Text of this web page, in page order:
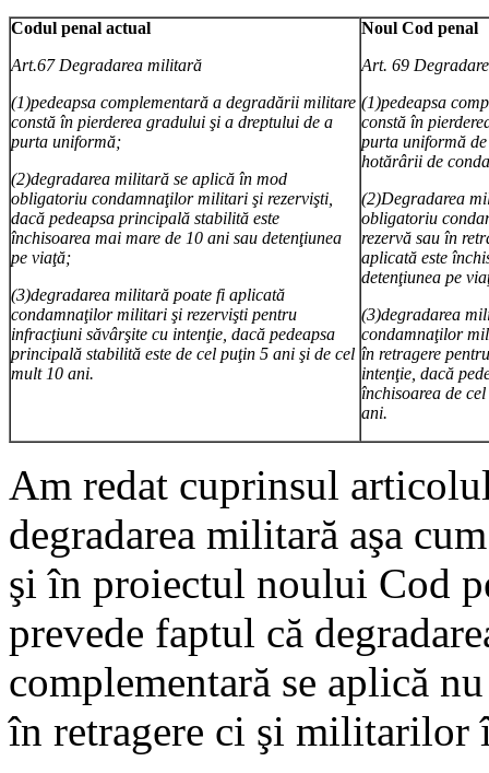
Codul penal actual
Art.67 Degradarea militară
(1)pedeapsa complementară a degradării militare
constă în pierderea gradului şi a dreptului de a
purta uniformă;
(2)degradarea militară se aplică în mod
obligatoriu condamnaţilor militari şi rezervişti,
dacă pedeapsa principală stabilită este
închisoarea mai mare de 10 ani sau detenţiunea
pe viaţă;
(3)degradarea militară poate fi aplicată
condamnaţilor militari şi rezervişti pentru
infracţiuni săvârşite cu intenţie, dacă pedeapsa
principală stabilită este de cel puţin 5 ani şi de cel
mult 10 ani.
Noul Cod penal
Art. 69
(1)pedeapsa
constă în
purta uniformă
hotărârii de
(2)Degradarea
obligatoriu
rezervă sau în
aplicată este
detenţiunea pe
(3)degradarea
condamnaţilor
în retragere
intenţie, dacă
închisoarea de
ani.
Am redat cuprinsul
degradarea militară aşa
şi în proiectul noului Cod
prevede faptul că
complementară se aplică
în retragere ci şi militarilor